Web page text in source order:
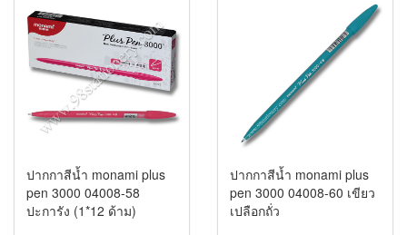
ปากกาสีน้ำ monami plus
pen 3000 04008-58
ปะการัง (1*12 ด้าม)
ปากกาสีน้ำ monami plus
pen 3000 04008-60 เขียว
เปลือกถั่ว